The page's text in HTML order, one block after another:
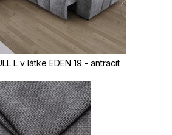
L v látke EDEN 19 - antracit